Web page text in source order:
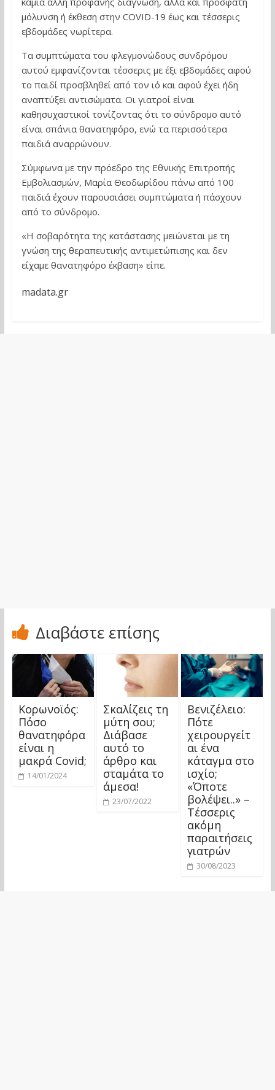
μόλυνση ή έκθεση στην COVID-19 έως και τέσσερις
εβδομάδες νωρίτερα.
Τα συμπτώματα του φλεγμονώδους συνδρόμου
αυτού εμφανίζονται τέσσερις με έξι εβδομάδες αφού
το παιδί προσβληθεί από τον ιό και αφού έχει ήδη
αναπτύξει αντισώματα. Οι γιατροί είναι
καθησυχαστικοί τονίζοντας ότι το σύνδρομο αυτό
είναι σπάνια θανατηφόρο, ενώ τα περισσότερα
παιδιά αναρρώνουν.
Σύμφωνα με την πρόεδρο της Εθνικής Επιτροπής
Εμβολιασμών, Μαρία Θεοδωρίδου πάνω από 100
παιδιά έχουν παρουσιάσει συμπτώματα ή πάσχουν
από το σύνδρομο.
«Η σοβαρότητα της κατάστασης μειώνεται με τη
γνώση της θεραπευτικής αντιμετώπισης και δεν
είχαμε θανατηφόρο έκβαση» είπε.
madata.gr
Διαβάστε επίσης
Κορωνοϊός:
Πόσο
θανατηφόρα
είναι η
μακρά Covid;
14/01/2024
Σκαλίζεις τη
μύτη σου;
Διάβασε
αυτό το
άρθρο και
σταμάτα το
άμεσα!
23/07/2022
Βενιζέλειο:
Πότε
χειρουργείτ
αι ένα
κάταγμα στο
ισχίο;
«Όποτε
βολέψει..» –
Τέσσερις
ακόμη
παραιτήσεις
γιατρών
30/08/2023